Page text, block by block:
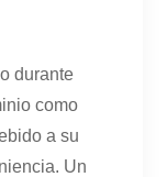
durante
como
a su
Un